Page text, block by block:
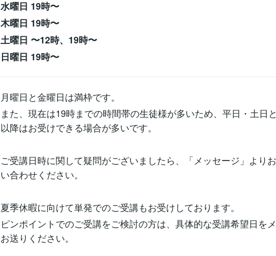
水曜日 19時〜
木曜日 19時〜
土曜日 〜12時、19時〜
日曜日 19時〜
月曜日と金曜日は満枠です。
また、現在は19時までの時間帯の生徒様が多いため、平日・土日
以降はお受けできる場合が多いです。
ご受講日時に関して疑問がございましたら、「メッセージ」より
い合わせください。
夏季休暇に向けて単発でのご受講もお受けしております。
ピンポイントでのご受講をご検討の方は、具体的な受講希望日を
お送りください。